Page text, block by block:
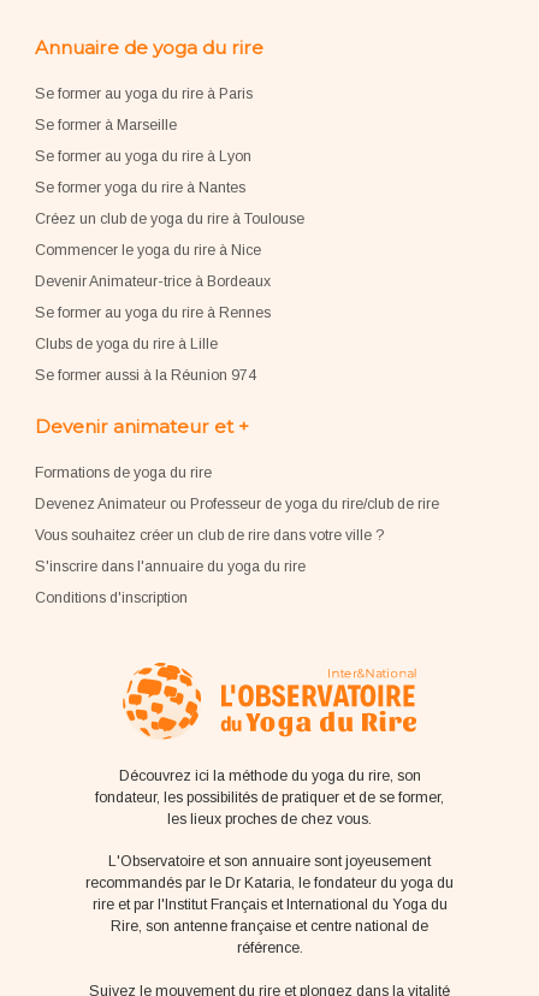
Annuaire de yoga du rire
Se former au yoga du rire à Paris
Se former à Marseille
Se former au yoga du rire à Lyon
Se former yoga du rire à Nantes
Créez un club de yoga du rire à Toulouse
Commencer le yoga du rire à Nice
Devenir Animateur-trice à Bordeaux
Se former au yoga du rire à Rennes
Clubs de yoga du rire à Lille
Se former aussi à la Réunion 974
Devenir animateur et +
Formations de yoga du rire
Devenez Animateur ou Professeur de yoga du rire/club de rire
Vous souhaitez créer un club de rire dans votre ville ?
S'inscrire dans l'annuaire du yoga du rire
Conditions d'inscription
Découvrez ici la méthode du yoga du rire, son
fondateur, les possibilités de pratiquer et de se former,
les lieux proches de chez vous.
L'Observatoire et son annuaire sont joyeusement
recommandés par le Dr Kataria, le fondateur du yoga du
rire et par l'Institut Français et International du Yoga du
Rire, son antenne française et centre national de
référence.
Suivez le mouvement du rire et plongez dans la vitalité